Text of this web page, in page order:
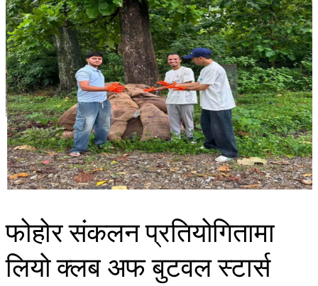
फोहोर संकलन प्रतियोगितामा
लियो क्लब अफ बुटवल स्टार्स